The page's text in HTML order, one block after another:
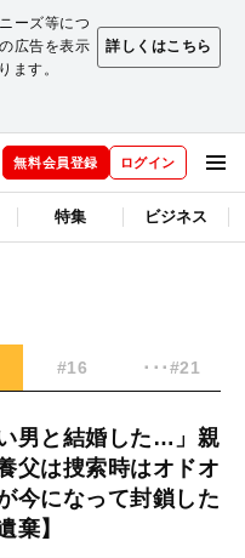
ーズ等につ
広告を表示
ます。
詳しくはこちら
無料会員登録 ログイン
特集 ビジネス
#16 ･･･#21
男と結婚した…」親
父は捜索時はオドオ
今になって封鎖した
棄】